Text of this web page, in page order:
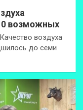
возможных
воздуха
до семи